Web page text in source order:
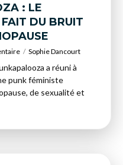
: LE
DU BRUIT
Sophie Dancourt
a réuni à
punk féministe
de sexualité et